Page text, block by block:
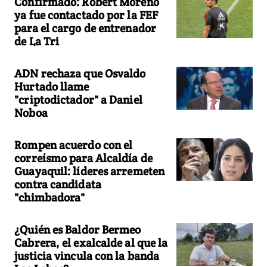
ya fue contactado por la FEF
para el cargo de entrenador
de La Tri
ADN rechaza que Osvaldo
Hurtado llame
"criptodictador" a Daniel
Noboa
Rompen acuerdo con el
correísmo para Alcaldía de
Guayaquil: líderes arremeten
contra candidata
"chimbadora"
¿Quién es Baldor Bermeo
Cabrera, el exalcalde al que la
justicia vincula con la banda